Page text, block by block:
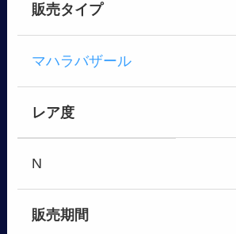
販売タイプ
マハラバザール
レア度
N
販売期間